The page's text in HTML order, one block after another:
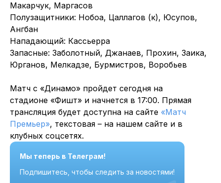
Макарчук, Маргасов
Полузащитники: Нобоа, Цаллагов (к), Юсупов,
Ангбан
Нападающий: Кассьерра
Запасные: Заболотный, Джанаев, Прохин, Заика,
Юрганов, Мелкадзе, Бурмистров, Воробьев
Матч с «Динамо» пройдет сегодня на
стадионе «Фишт» и начнется в 17:00. Прямая
трансляция будет доступна на сайте «Матч
Премьер», текстовая – на нашем сайте и в
клубных соцсетях.
Мы теперь в Телеграм!
Подпишитесь, чтобы следить за новостями!